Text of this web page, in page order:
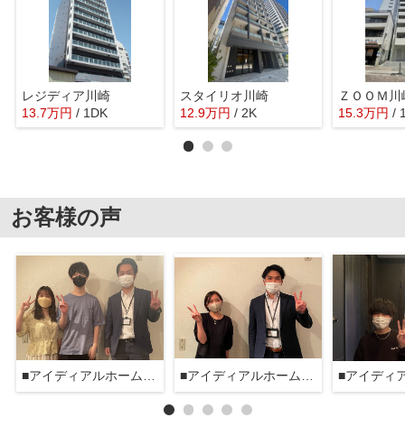
レジディア川崎
13.7万円 / 1DK
スタイリオ川崎
12.9万円 / 2K
ＺＯＯＭ
15.3万円 /
お客様の声
■アイディアルホーム大森本店■ ■アイディアルホーム大森本店■